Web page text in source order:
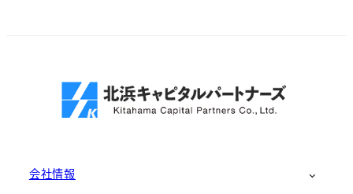
会社情報